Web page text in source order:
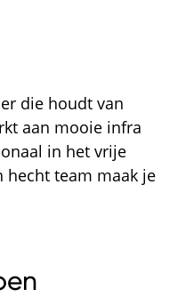
die houdt van
aan mooie infra
in het vrije
hecht team maak je